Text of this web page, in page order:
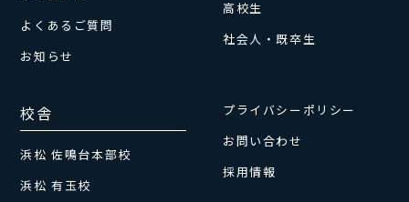
よくあるご質問
お知らせ
高校生
社会人・既卒生
校舎
浜松 佐鳴台本部校
浜松 有玉校
プライバシーポリシー
お問い合わせ
採用情報